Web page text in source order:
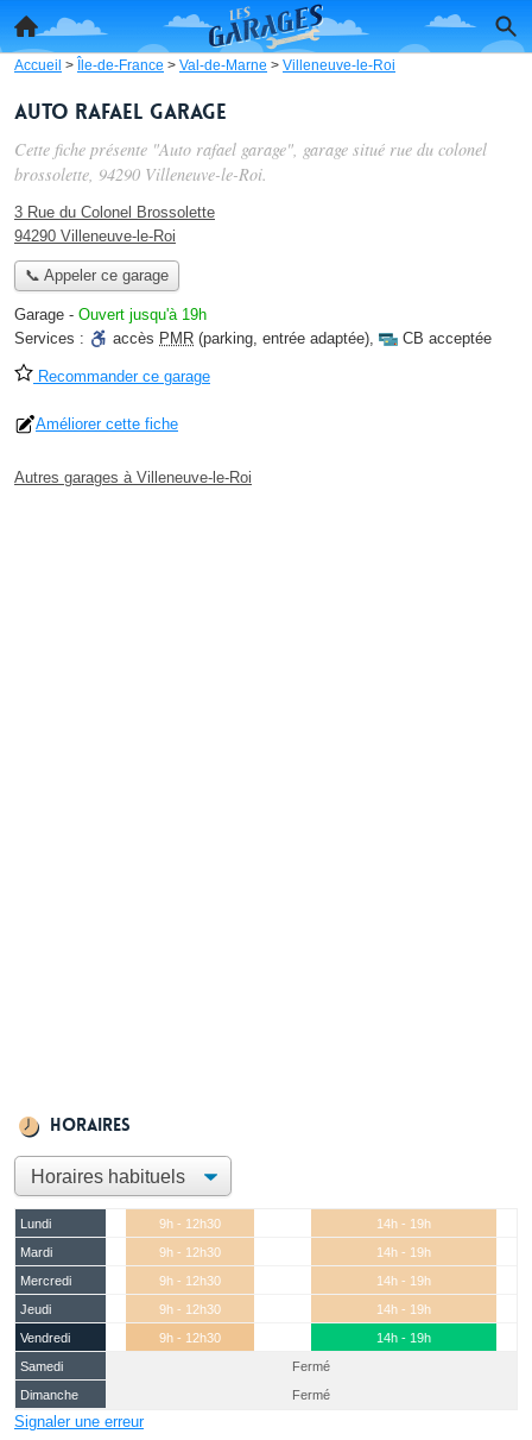
Accueil > Île-de-France > Val-de-Marne > Villeneuve-le-Roi
Auto rafael garage
Cette fiche présente "Auto rafael garage", garage situé rue du colonel
brossolette, 94290 Villeneuve-le-Roi.
3 Rue du Colonel Brossolette
94290 Villeneuve-le-Roi
📞 Appeler ce garage
Garage - Ouvert jusqu'à 19h
Services :
accès PMR (parking, entrée adaptée), CB acceptée
Recommander ce garage
Améliorer cette fiche
Autres garages à Villeneuve-le-Roi
Horaires
Lundi 9h - 12h30
14h - 19h
Mardi
9h - 12h30
14h - 19h
Mercredi
9h - 12h30
14h - 19h
Jeudi
9h - 12h30
14h - 19h
Vendredi
9h - 12h30
14h - 19h
Samedi
Fermé
Dimanche
Fermé
Signaler une erreur